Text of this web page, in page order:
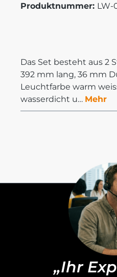
Produktnummer: LW-
Das Set besteht aus 2
392 mm lang, 36 mm
Leuchtfarbe warm
wasserdicht u… Mehr
„Ihr